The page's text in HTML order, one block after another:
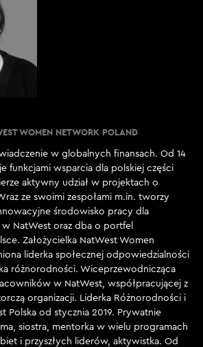
WOMEN NETWORK POLAND
w globalnych finansach. Od 14
funkcjami wsparcia dla polskiej części
aktywny udział w projektach o
ze swoimi zespołami m.in. tworzy
środowisko pracy dla
NatWest oraz dba o portfel
Założycielka NatWest Women
liderka społecznej odpowiedzialności
różnorodności. Wiceprzewodnicząca
w NatWest, współpracującej z
organizacji. Liderka Różnorodności i
Polska od stycznia 2019. Prywatnie
siostra, mentorka w wielu programach
i przyszłych liderów, aktywistka. Od